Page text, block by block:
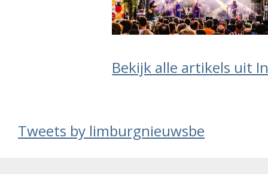
Bekijk alle artikels uit
Tweets by limburgnieuwsbe